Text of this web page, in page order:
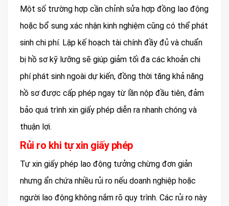
Một số trường hợp cần chỉnh sửa hợp đồng lao động
hoặc bổ sung xác nhận kinh nghiệm cũng có thể phát
sinh chi phí. Lập kế hoạch tài chính đầy đủ và chuẩn
bị hồ sơ kỹ lưỡng sẽ giúp giảm tối đa các khoản chi
phí phát sinh ngoài dự kiến, đồng thời tăng khả năng
hồ sơ được cấp phép ngay từ lần nộp đầu tiên, đảm
bảo quá trình xin giấy phép diễn ra nhanh chóng và
thuận lợi.
Rủi ro khi tự xin giấy phép
Tự xin giấy phép lao động tưởng chừng đơn giản
nhưng ẩn chứa nhiều rủi ro nếu doanh nghiệp hoặc
người lao động không nắm rõ quy trình. Các rủi ro này